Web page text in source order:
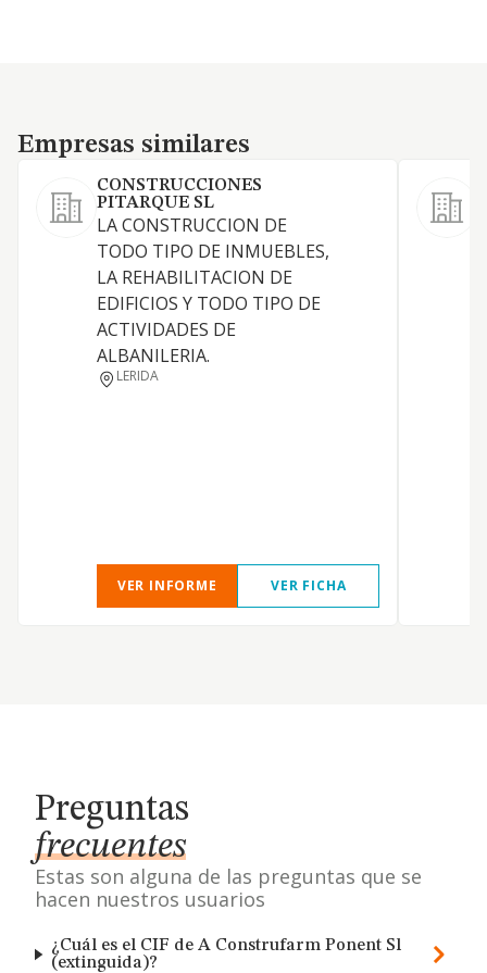
Empresas similares
Empresas similares
CONSTRUCCIONES
PITARQUE SL
LA CONSTRUCCION DE
TODO TIPO DE INMUEBLES,
LA REHABILITACION DE
EDIFICIOS Y TODO TIPO DE
ACTIVIDADES DE
ALBANILERIA.
LERIDA
VER INFORME VER FICHA
Preguntas
frecuentes
Estas son alguna de las preguntas que se
hacen nuestros usuarios
¿Cuál es el CIF de A Construfarm Ponent Sl
(extinguida)?